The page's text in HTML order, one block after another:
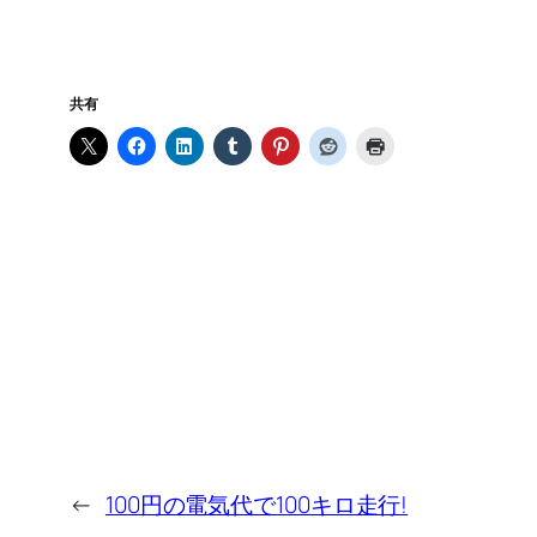
共有
← 100円の電気代で100キロ走行!